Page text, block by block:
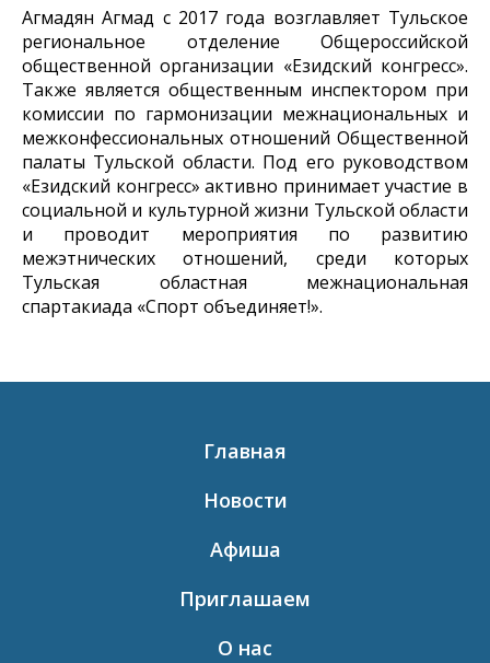
Агмадян Агмад с 2017 года возглавляет Тульское
региональное отделение Общероссийской
общественной организации «Езидский конгресс».
Также является общественным инспектором при
комиссии по гармонизации межнациональных и
межконфессиональных отношений Общественной
палаты Тульской области. Под его руководством
«Езидский конгресс» активно принимает участие в
социальной и культурной жизни Тульской области
и проводит мероприятия по развитию
межэтнических отношений, среди которых
Тульская областная межнациональная
спартакиада «Спорт объединяет!».
Главная
Новости
Афиша
Приглашаем
О нас